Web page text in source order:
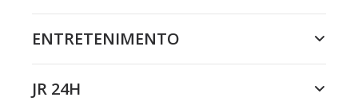
ENTRETENIMENTO
JR 24H